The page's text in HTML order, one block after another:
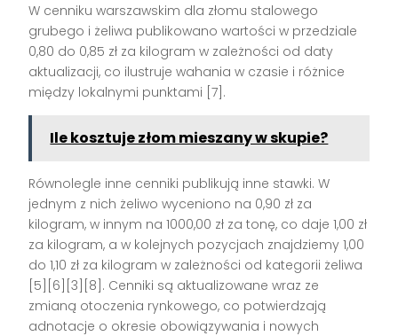
W cenniku warszawskim dla złomu stalowego
grubego i żeliwa publikowano wartości w przedziale
0,80 do 0,85 zł za kilogram w zależności od daty
aktualizacji, co ilustruje wahania w czasie i różnice
między lokalnymi punktami [7].
Ile kosztuje złom mieszany w skupie?
Równolegle inne cenniki publikują inne stawki. W
jednym z nich żeliwo wyceniono na 0,90 zł za
kilogram, w innym na 1000,00 zł za tonę, co daje 1,00 zł
za kilogram, a w kolejnych pozycjach znajdziemy 1,00
do 1,10 zł za kilogram w zależności od kategorii żeliwa
[5][6][3][8]. Cenniki są aktualizowane wraz ze
zmianą otoczenia rynkowego, co potwierdzają
adnotacje o okresie obowiązywania i nowych